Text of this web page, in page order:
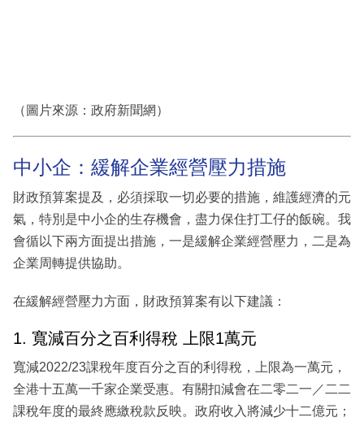
（圖片來源：政府新聞網）
中小企：緩解企業經營壓力措施
財政預算案提及，必須採取一切必要的措施，維護經濟的元
氣，特別是中小企的生存機會，盡力保住打工仔的飯碗。我
會循以下兩方面提出措施，一是緩解企業經營壓力，二是為
企業周轉提供協助。
在緩解經營壓力方面，財政預算案有以下建議：
1. 寬減百分之百利得稅 上限1萬元
寬減2022/23課稅年度百分之百的利得稅，上限為一萬元，
全港十五萬一千家企業受惠。有關扣減會在二零二一／二二
課稅年度的最終應繳稅款反映。政府收入將減少十二億元；